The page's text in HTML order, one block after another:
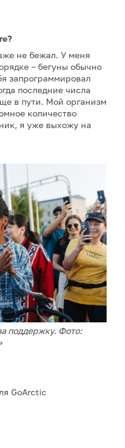
не бежал. У меня
– бегуны обычно
запрограммировал
последние числа
в пути. Мой организм
количество
я уже выхожу на
поддержку. Фото:
GoArctic